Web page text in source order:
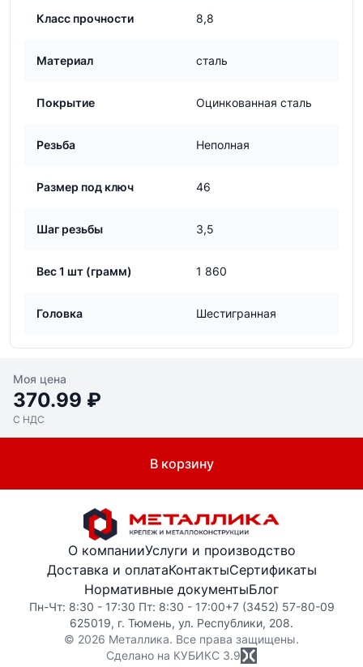
Класс прочности 8,8
Материал сталь
Покрытие Оцинкованная сталь
Резьба Неполная
Размер под ключ 46
Шаг резьбы 3,5
Вес 1 шт (грамм) 1 860
Головка Шестигранная
Моя цена
370.99 ₽
С НДС
В корзину
О компанииУслуги и производство
Доставка и оплатаКонтактыСертификаты
Нормативные документыБлог
Пн-Чт: 8:30 - 17:30 Пт: 8:30 - 17:00+7 (3452) 57-80-09
625019, г. Тюмень, ул. Республики, 208.
© 2026 Металлика. Все права защищены.
Сделано на КУБИКС 3.9